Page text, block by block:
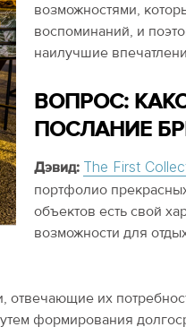
возможностями,
воспоминаний, и
наилучшие
ВОПРОС:
ПОСЛАНИЕ
Дэвид: The First
портфолио
объектов есть свой
возможности для
отвечающие их
формирования